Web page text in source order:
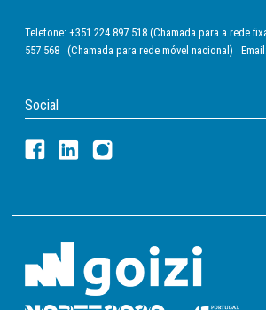
Telefone: +351 224 897 518 (Chamada para a rede
557 568 (Chamada para rede móvel nacional)
Social